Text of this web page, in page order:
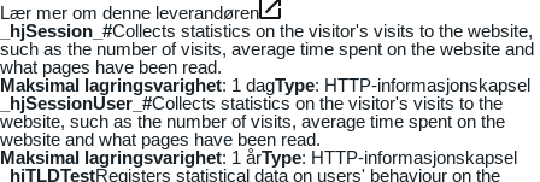
Lær mer om denne leverandøren
_hjSession_#Collects statistics on the visitor's visits to the website,
such as the number of visits, average time spent on the website and
what pages have been read.
Maksimal lagringsvarighet: 1 dagType: HTTP-informasjonskapsel
_hjSessionUser_#Collects statistics on the visitor's visits to the
website, such as the number of visits, average time spent on the
website and what pages have been read.
Maksimal lagringsvarighet: 1 årType: HTTP-informasjonskapsel
_hjTLDTestRegisters statistical data on users' behaviour on the